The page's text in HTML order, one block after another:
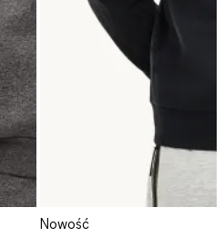
Nowość